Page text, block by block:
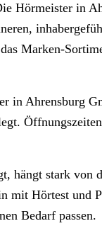
Hörmeister in
Marken-
in Ahrensburg
hängt stark von
mit Hörtest und
Bedarf passen.